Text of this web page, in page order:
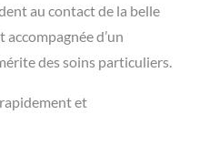
au contact de la belle
d’un
des soins particuliers.
et